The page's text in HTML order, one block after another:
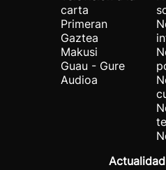
carta
Primeran
Gaztea
Makusi
Guau - Gure
Audioa
Actualidad